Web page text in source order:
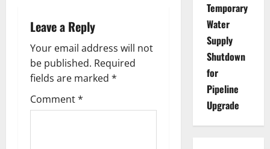
v
i
g
a
Leave a Reply
Your email address will not
be published. Required
fields are marked *
Comment*
Temporary
Water
Supply
Shutdown
for
Pipeline
Upgrade